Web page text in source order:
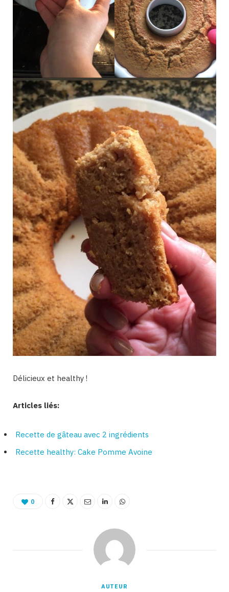
Délicieux et healthy !
Articles liés:
Recette de gâteau avec 2 ingrédients
Recette healthy: Cake Pomme Avoine
0
AUTEUR